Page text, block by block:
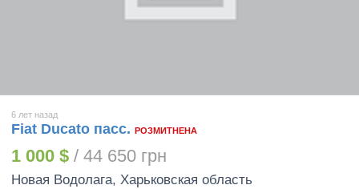
6 лет назад
Fiat Ducato пасс. РОЗМИТНЕНА
1 000 $ / 44 650 грн
Новая Водолага, Харьковская область